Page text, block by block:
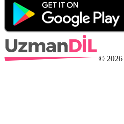
© 2026